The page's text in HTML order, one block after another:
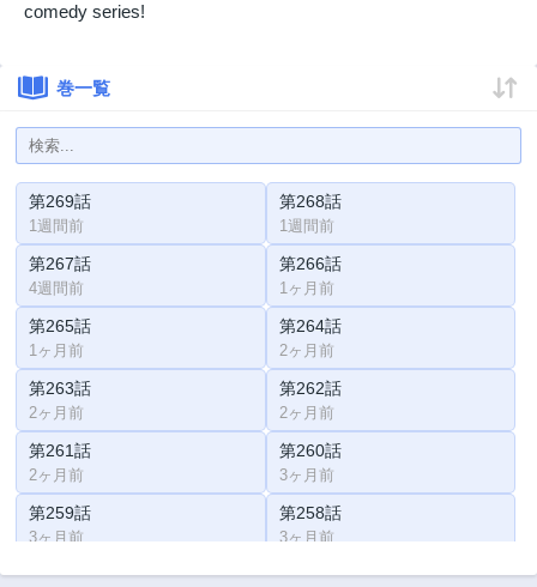
comedy series!
巻一覧
第269話
1週間前
第268話
1週間前
第267話
4週間前
第266話
1ヶ月前
第265話
1ヶ月前
第264話
2ヶ月前
第263話
2ヶ月前
第262話
2ヶ月前
第261話
2ヶ月前
第260話
3ヶ月前
第259話
3ヶ月前
第258話
3ヶ月前
第257話 第256話